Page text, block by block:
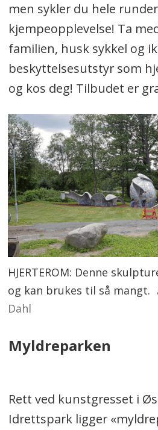
men sykler du hele
kjempeopplevelse! Ta
familien, husk sykkel og
beskyttelsesutstyr som
og kos deg! Tilbudet er
HJERTEROM: Denne
og kan brukes til så mangt.
Dahl
Myldreparken
Rett ved kunstgresset i
Idrettspark ligger